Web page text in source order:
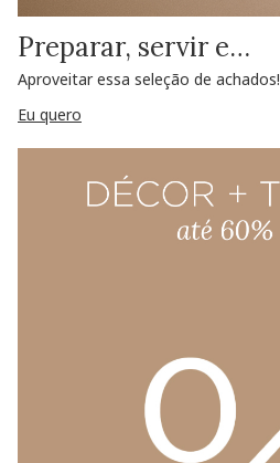
Preparar, servir e…
Aproveitar essa seleção de achados!
Eu quero